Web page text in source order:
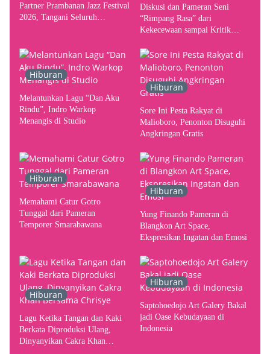
Partner Prambanan Jazz Festival
2026, Tangani Seluruh
Diskusi dan Pameran Seni
“Rimpang Rasa” dari
Kekecewaan sampai Kritik
Pusat Pergerakan Seni Rupa
Indonesia
Hiburan
Melantunkan Lagu “Dan Aku
Rindu”, Indro Warkop
Menangis di Studio
Hiburan
Sore Ini Pesta Rakyat di
Malioboro, Penonton Disuguhi
Angkringan Gratis
Hiburan
Memahami Catur Gotro
Tunggal dari Pameran
Temporer Smarabawana
Hiburan
Yung Finando Pameran di
Blangkon Art Space,
Ekspresikan Ingatan dan Emosi
Hiburan
Lagu Ketika Tangan dan Kaki
Berkata Diproduksi Ulang,
Dinyanyikan Cakra Khan
Hiburan
Saptohoedojo Art Galery Bakal
jadi Oase Kebudayaan di
Indonesia